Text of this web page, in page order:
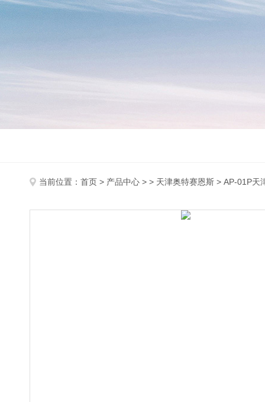
当前位置： 首页 > 产品中心 > > 天津奥特赛恩斯 > AP-01P天